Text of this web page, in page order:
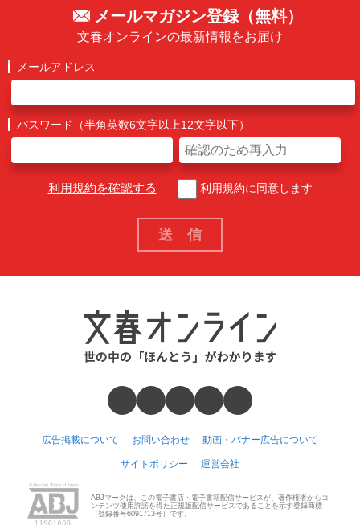
メールマガジン登録（無料）
文春オンラインの最新情報をお届け
メールアドレス
パスワード（半角英数6文字以上12文字以下）
利用規約を確認する 利用規約に同意します
広告掲載について お問い合わせ 動画・バナー広告について
サイトポリシー 運営会社
ABJマークは、この電子書店・電子書籍配信サービスが、著作権者からコ
ンテンツ使用許諾を得た正規版配信サービスであることを示す登録商標
（登録番号6091713号）です。